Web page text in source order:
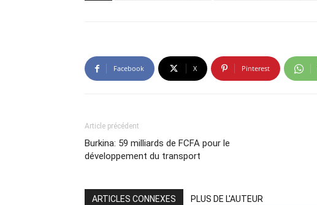
Facebook X Pinterest
Article précédent
Burkina: 59 milliards de FCFA pour le
développement du transport
ARTICLES CONNEXES PLUS DE L'AUTEUR